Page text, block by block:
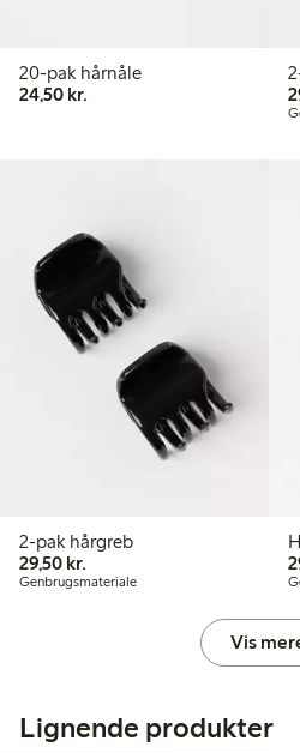
20-pak hårnåle
24,50 kr.
2-pak hårgreb
29,50 kr.
Genbrugsmateriale
Vis
Lignende produkter